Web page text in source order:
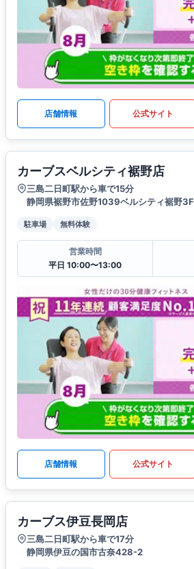
店舗情報 公式サイト
カーブスベルシティ裾野店
三島二日町駅から車で15分
静岡県裾野市佐野1039ベルシティ裾野3F
駐車場 無料体験
営業時間
平日 10:00〜13:00
店舗情報 公式サイト
カーブス伊豆長岡店
三島二日町駅から車で17分
静岡県伊豆の国市古奈428-2